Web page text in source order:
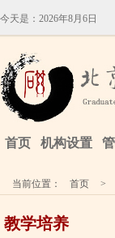
今天是： 2026年8月6日
首页 机构设置
当前位置： 首页 >
教学培养